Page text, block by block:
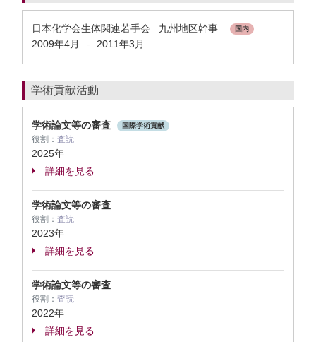
日本化学会生体関連若手会 九州地区幹事 国内
2009年4月 - 2011年3月
学術貢献活動
学術論文等の審査 国際学術貢献
役割： 査読
2025年
詳細を見る
学術論文等の審査
役割： 査読
2023年
詳細を見る
学術論文等の審査
役割： 査読
2022年
詳細を見る